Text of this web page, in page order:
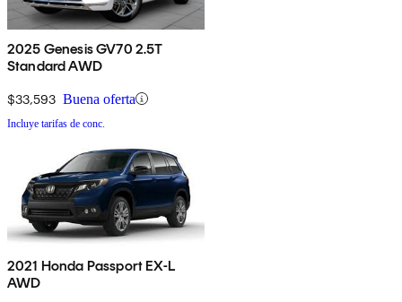
2025 Genesis GV70 2.5T
Standard AWD
$33,593 Buena oferta
Incluye tarifas de conc.
2021 Honda Passport EX-L
AWD